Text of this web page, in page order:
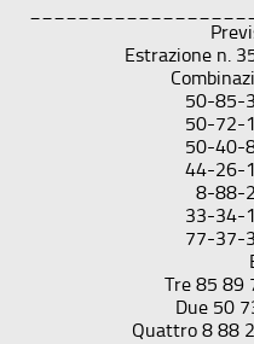
Estrazione n.
50-85-
50-72-
50-40-
44-26-
8-88-
33-34-
77-37-
Tre 85 89
Due 50
Quattro 8 88